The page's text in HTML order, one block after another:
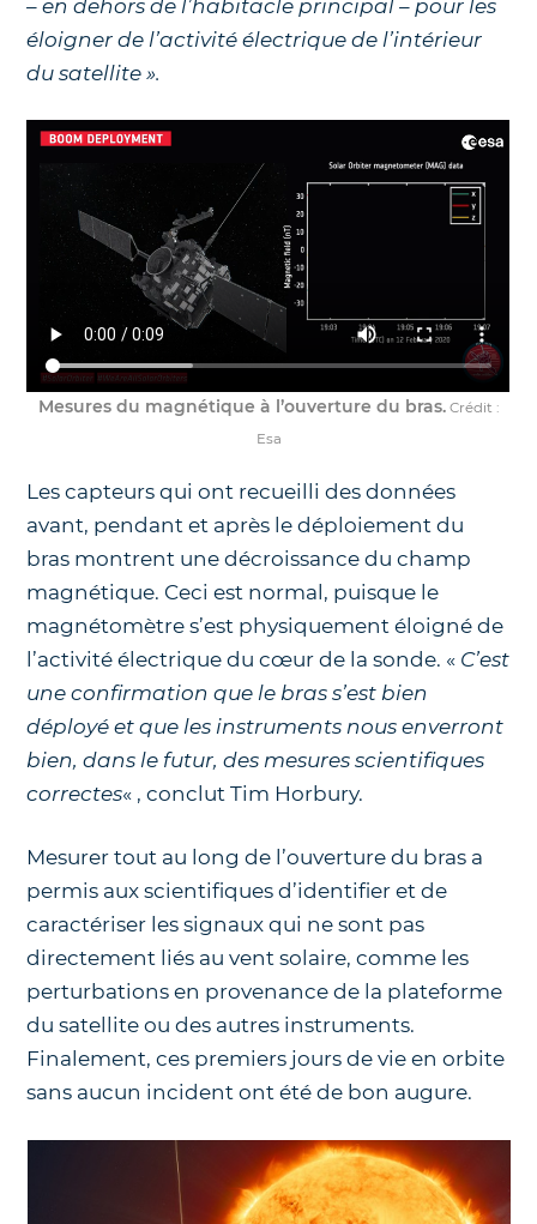
– en dehors de l’habitacle principal – pour les
éloigner de l’activité électrique de l’intérieur
du satellite ».
Mesures du magnétique à l’ouverture du bras. Crédit :
Esa
Les capteurs qui ont recueilli des données
avant, pendant et après le déploiement du
bras montrent une décroissance du champ
magnétique. Ceci est normal, puisque le
magnétomètre s’est physiquement éloigné de
l’activité électrique du cœur de la sonde. « C’est
une confirmation que le bras s’est bien
déployé et que les instruments nous enverront
bien, dans le futur, des mesures scientifiques
correctes« , conclut Tim Horbury.
Mesurer tout au long de l’ouverture du bras a
permis aux scientifiques d’identifier et de
caractériser les signaux qui ne sont pas
directement liés au vent solaire, comme les
perturbations en provenance de la plateforme
du satellite ou des autres instruments.
Finalement, ces premiers jours de vie en orbite
sans aucun incident ont été de bon augure.